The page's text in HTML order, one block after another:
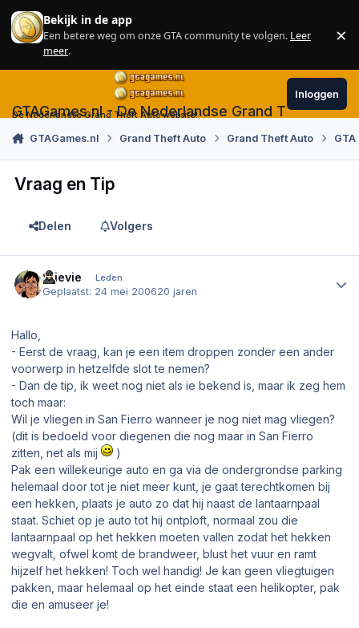
Skip to content
Bekijk in de app
Een betere weg om onze GTA community te volgen. Leer
meer.
×
GTAGames.nl - De Nederlandse Grand Theft Auto
De Nederlandse Grand Theft Auto website!
Inloggen
GTAGames.nl Grand Theft Auto Grand Theft Auto
Vraag en Tip
Delen Volgers
Stievie Leden
Geplaatst: 24 mei 200620 jaren
Hallo,
- Eerst de vraag, kan je een item droppen zonder een ander
voorwerp in hetzelfde slot te nemen?
- Dan de tip, ik weet nog niet als ie bekend is, maar ik zeg hem
toch maar:
Wil je vliegen in San Fierro wanneer je nog niet mag vliegen?
(dit is bedoeld voor diegenen die nog maar in San Fierro
zitten, net als mij
)
Pak een willekeurige auto en ga via de ondergrondse parking
helemaal door tot je niet meer kunt, je gaat terechtkomen bij
een hekken, plaats je auto zo dat hij naast de lantaarnpaal
staat. Schiet op je auto tot hij ontploft, normaal zou die
lantaarnpaal op het hekken moeten vallen zodat het hekken
wegvalt, ofwel komt de brandweer, blust het vuur en ramt
hijzelf het hekken! Toch wel handig! Je kan geen vliegtuigen
pakken, maar helemaal op het einde staat een helikopter, pak
die en amuseer je!